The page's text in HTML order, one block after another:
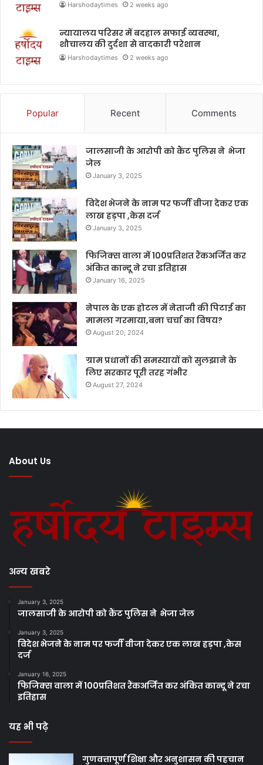
Harshodaytimes 2 weeks ago
न्यायालय परिसर में बदहाल सफाई व्यवस्था,
शौचालय की दुर्दशा से वादकारी परेशान
Harshodaytimes 2 weeks ago
Popular Recent Comments
जालसाजी के आरोपी को कैंट पुलिस ने भेजा
जेल
January 3, 2025
विदेश भेजने के नाम पर फर्जी वीजा देकर एक
लाख हड़पा ,केस दर्ज
January 3, 2025
फिजिक्स वाला में 100प्रतिशत रैंकअर्जित कर
अंकित कान्दू ने रचा इतिहास
January 16, 2025
नेपाल के एक होटल में नेताजी की पिटाई का
मामला गरमाया,बना चर्चा का विषय?
August 20, 2024
ग्राम प्रधानों की समस्यायों को सुलझाने के
लिए सरकार पूरी तरह गंभीर
August 27, 2024
About Us
अन्य खबरे
January 3, 2025
जालसाजी के आरोपी को कैंट पुलिस ने भेजा जेल
January 3, 2025
विदेश भेजने के नाम पर फर्जी वीजा देकर एक लाख हड़पा ,केस
दर्ज
January 16, 2025
फिजिक्स वाला में 100प्रतिशत रैंकअर्जित कर अंकित कान्दू ने रचा
इतिहास
यह भी पढ़े
गुणवत्तापूर्ण शिक्षा और अनुशासन की पहचान